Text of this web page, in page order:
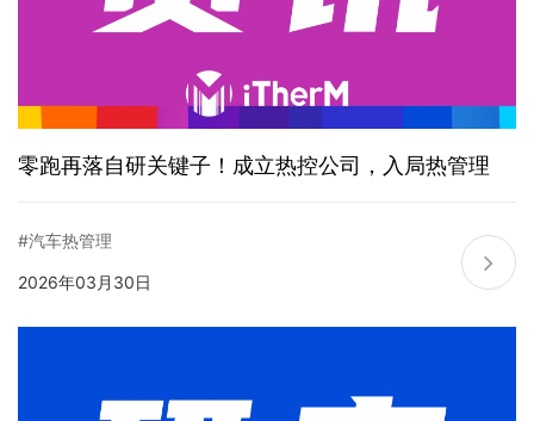
零跑再落自研关键子！成立热控公司，入局热管理
#汽车热管理
2026年03月30日